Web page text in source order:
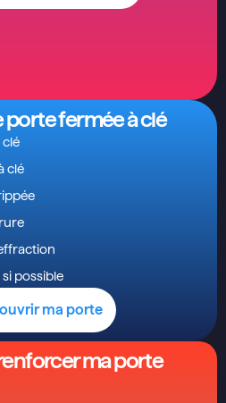
fermée à clé
clé
clé
possible
ouvrir ma porte
ma porte